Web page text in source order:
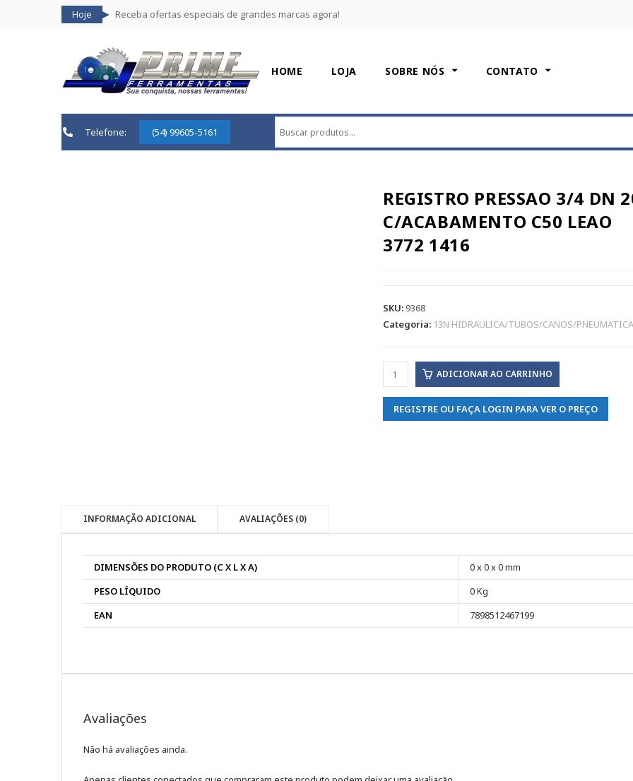
Hoje Receba ofertas especiais de grandes marcas agora!
HOME LOJA SOBRE NÓS CONTATO
Telefone: (54) 99605-5161
REGISTRO PRESSAO 3/4 DN
C/ACABAMENTO C50 LEAO
3772 1416
SKU:9368
Categoria: 13N HIDRAULICA/TUBOS/CANOS/
ADICIONAR AO CARRINHO
REGISTRE OU FAÇA LOGIN PARA VER O PREÇO
INFORMAÇÃO ADICIONAL AVALIAÇÕES (0)
DIMENSÕES DO PRODUTO (C X L X A)
0 x 0 x 0 mm
PESO LÍQUIDO
0 Kg
EAN
7898512467199
Avaliações
Não há avaliações ainda.